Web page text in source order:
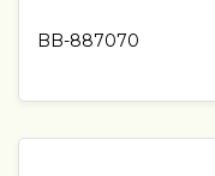
BB-887070